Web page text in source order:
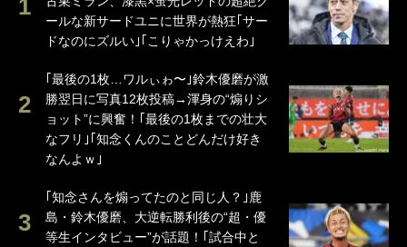
ールな新サードユニに世界が熱狂｢サー
ドなのにズルい｣｢こりゃかっけえわ｣
｢最後の1枚…ワルぃゎ〜｣鈴木優磨が激
勝翌日に写真12枚投稿→渾身の“煽りシ
ョット”に興奮！｢最後の1枚までの壮大
なフリ｣｢知念くんのことどんだけ好き
なんよｗ｣
｢知念さんを煽ってたのと同じ人？｣鹿
島・鈴木優磨、大逆転勝利後の“超・優
等生インタビュー”が話題！｢試合中と